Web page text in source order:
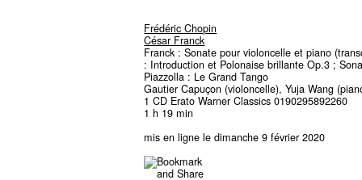
Frédéric Chopin
César Franck
Franck : Sonate pour violoncelle et piano
: Introduction et Polonaise brillante Op.3 ;
Piazzolla : Le Grand Tango
Gautier Capuçon (violoncelle), Yuja Wang
1 CD Erato Warner Classics 0190295892260
1 h 19 min
mis en ligne le dimanche 9 février 2020